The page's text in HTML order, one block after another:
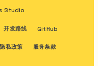
Studio
开发路线 GitHub
隐私政策 服务条款